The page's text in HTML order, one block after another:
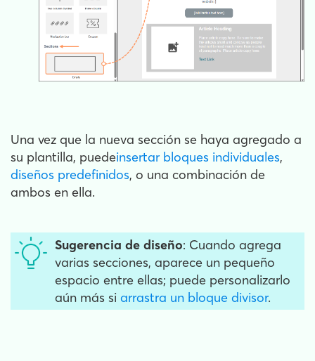
Una vez que la nueva sección se haya agregado a
su plantilla, puedeinsertar bloques individuales,
diseños predefinidos, o una combinación de
ambos en ella.
Sugerencia de diseño: Cuando agrega
varias secciones, aparece un pequeño
espacio entre ellas; puede personalizarlo
aún más si arrastra un bloque divisor.